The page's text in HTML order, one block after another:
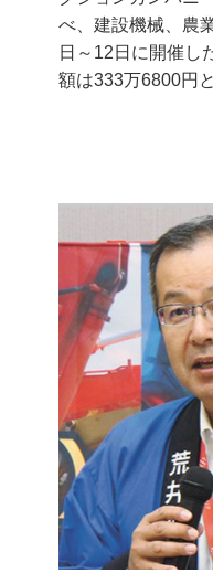
べ、建設機械、農
日～12日に開催し
額は333万6800円